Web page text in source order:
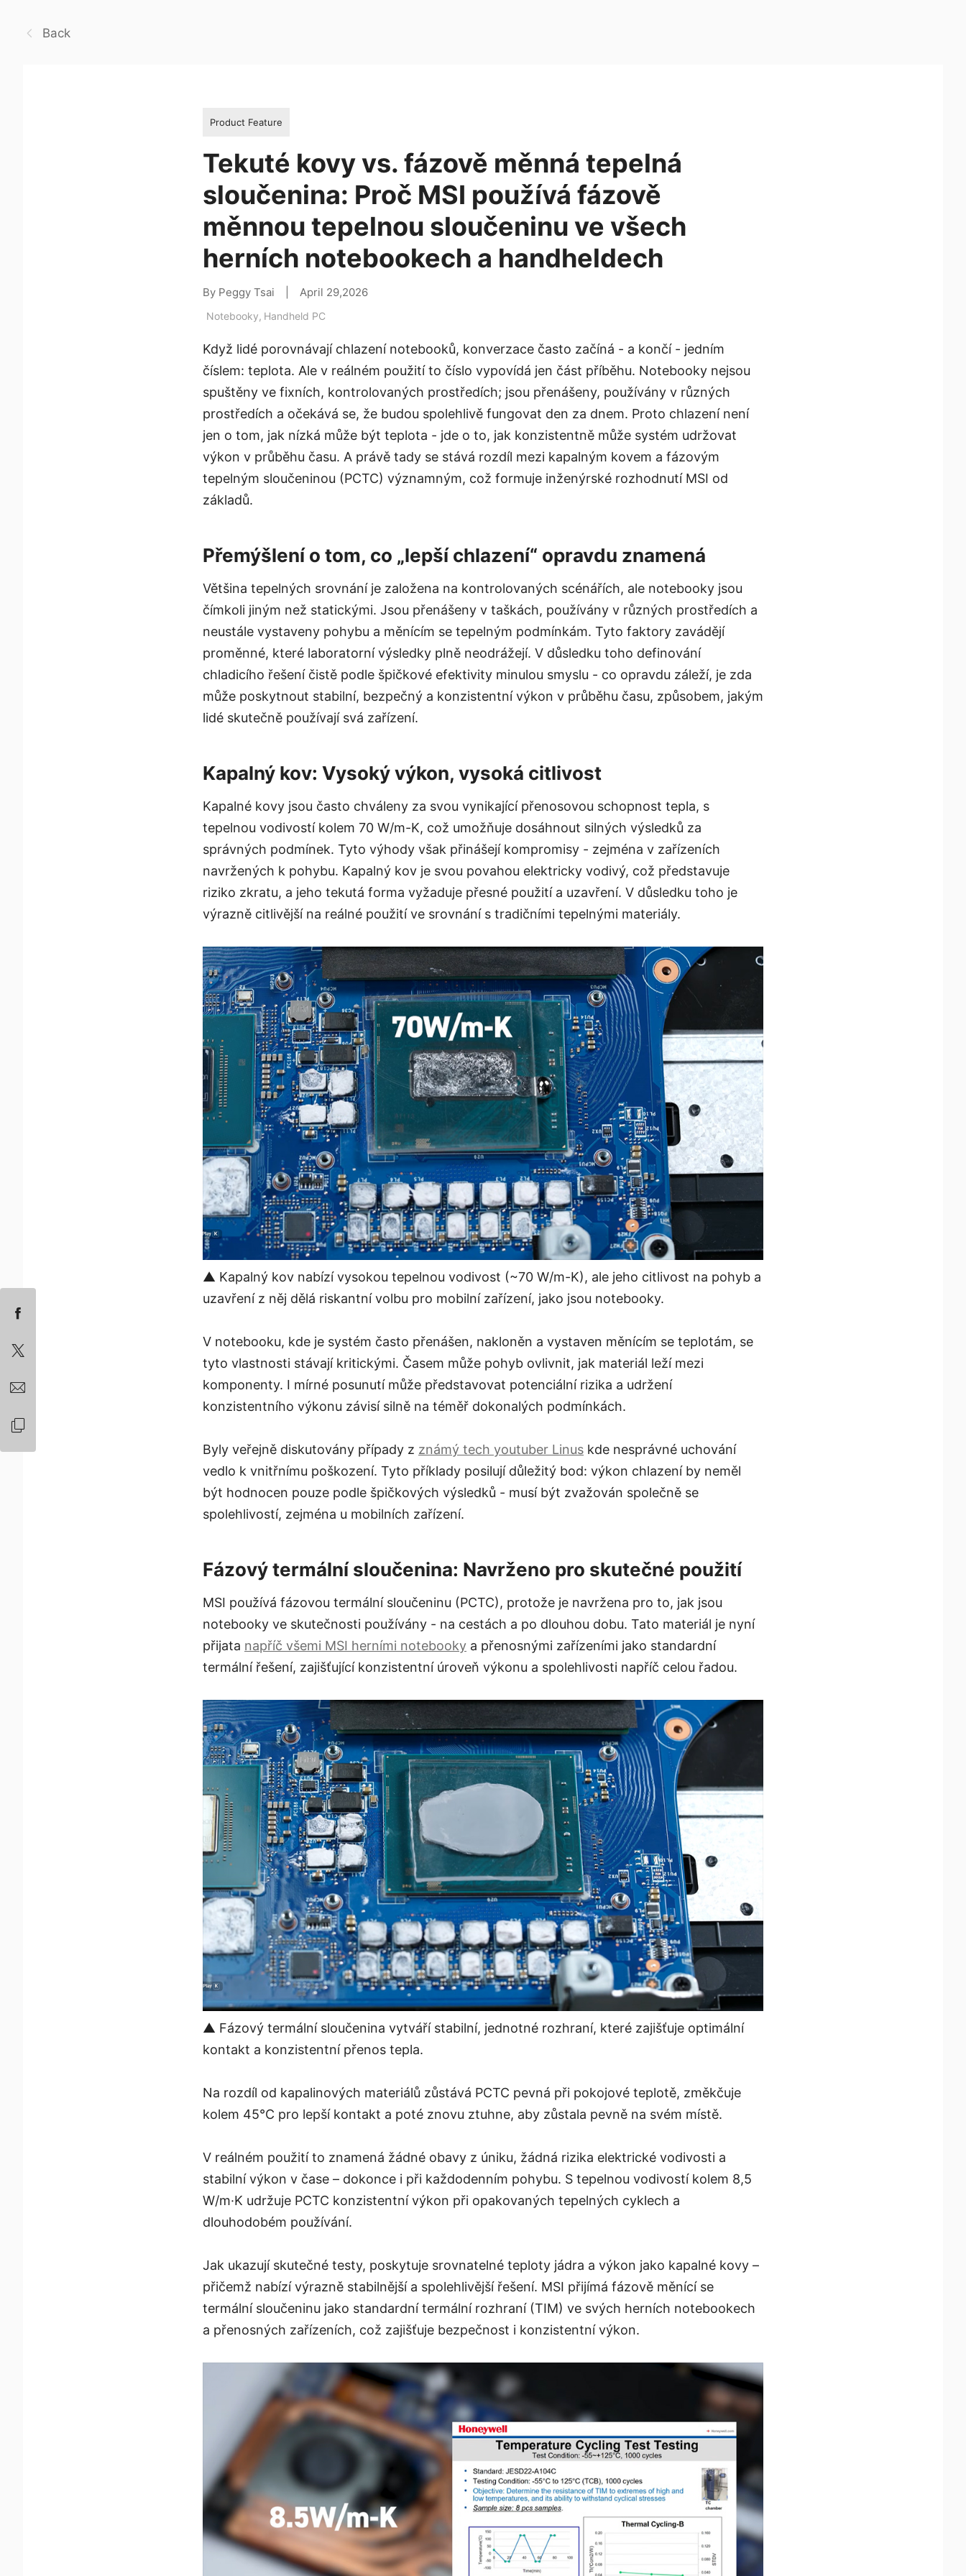
Back
Product Feature
Tekuté kovy vs. fázově měnná tepelná
sloučenina: Proč MSI používá fázově
měnnou tepelnou sloučeninu ve všech
herních notebookech a handheldech
By Peggy Tsai April 29,2026
Notebooky, Handheld PC
Když lidé porovnávají chlazení notebooků, konverzace často začíná - a končí - jedním
číslem: teplota. Ale v reálném použití to číslo vypovídá jen část příběhu. Notebooky nejsou
spuštěny ve fixních, kontrolovaných prostředích; jsou přenášeny, používány v různých
prostředích a očekává se, že budou spolehlivě fungovat den za dnem. Proto chlazení není
jen o tom, jak nízká může být teplota - jde o to, jak konzistentně může systém udržovat
výkon v průběhu času. A právě tady se stává rozdíl mezi kapalným kovem a fázovým
tepelným sloučeninou (PCTC) významným, což formuje inženýrské rozhodnutí MSI od
základů.
Přemýšlení o tom, co „lepší chlazení“ opravdu znamená
Většina tepelných srovnání je založena na kontrolovaných scénářích, ale notebooky jsou
čímkoli jiným než statickými. Jsou přenášeny v taškách, používány v různých prostředích a
neustále vystaveny pohybu a měnícím se tepelným podmínkám. Tyto faktory zavádějí
proměnné, které laboratorní výsledky plně neodrážejí. V důsledku toho definování
chladicího řešení čistě podle špičkové efektivity minulou smyslu - co opravdu záleží, je zda
může poskytnout stabilní, bezpečný a konzistentní výkon v průběhu času, způsobem, jakým
lidé skutečně používají svá zařízení.
Kapalný kov: Vysoký výkon, vysoká citlivost
Kapalné kovy jsou často chváleny za svou vynikající přenosovou schopnost tepla, s
tepelnou vodivostí kolem 70 W/m-K, což umožňuje dosáhnout silných výsledků za
správných podmínek. Tyto výhody však přinášejí kompromisy - zejména v zařízeních
navržených k pohybu. Kapalný kov je svou povahou elektricky vodivý, což představuje
riziko zkratu, a jeho tekutá forma vyžaduje přesné použití a uzavření. V důsledku toho je
výrazně citlivější na reálné použití ve srovnání s tradičními tepelnými materiály.
▲ Kapalný kov nabízí vysokou tepelnou vodivost (~70 W/m-K), ale jeho citlivost na pohyb a
uzavření z něj dělá riskantní volbu pro mobilní zařízení, jako jsou notebooky.
V notebooku, kde je systém často přenášen, nakloněn a vystaven měnícím se teplotám, se
tyto vlastnosti stávají kritickými. Časem může pohyb ovlivnit, jak materiál leží mezi
komponenty. I mírné posunutí může představovat potenciální rizika a udržení
konzistentního výkonu závisí silně na téměř dokonalých podmínkách.
Byly veřejně diskutovány případy z známý tech youtuber Linus kde nesprávné uchování
vedlo k vnitřnímu poškození. Tyto příklady posilují důležitý bod: výkon chlazení by neměl
být hodnocen pouze podle špičkových výsledků - musí být zvažován společně se
spolehlivostí, zejména u mobilních zařízení.
Fázový termální sloučenina: Navrženo pro skutečné použití
MSI používá fázovou termální sloučeninu (PCTC), protože je navržena pro to, jak jsou
notebooky ve skutečnosti používány - na cestách a po dlouhou dobu. Tato materiál je nyní
přijata napříč všemi MSI herními notebooky a přenosnými zařízeními jako standardní
termální řešení, zajišťující konzistentní úroveň výkonu a spolehlivosti napříč celou řadou.
▲ Fázový termální sloučenina vytváří stabilní, jednotné rozhraní, které zajišťuje optimální
kontakt a konzistentní přenos tepla.
Na rozdíl od kapalinových materiálů zůstává PCTC pevná při pokojové teplotě, změkčuje
kolem 45°C pro lepší kontakt a poté znovu ztuhne, aby zůstala pevně na svém místě.
V reálném použití to znamená žádné obavy z úniku, žádná rizika elektrické vodivosti a
stabilní výkon v čase – dokonce i při každodenním pohybu. S tepelnou vodivostí kolem 8,5
W/m·K udržuje PCTC konzistentní výkon při opakovaných tepelných cyklech a
dlouhodobém používání.
Jak ukazují skutečné testy, poskytuje srovnatelné teploty jádra a výkon jako kapalné kovy –
přičemž nabízí výrazně stabilnější a spolehlivější řešení. MSI přijímá fázově měnící se
termální sloučeninu jako standardní termální rozhraní (TIM) ve svých herních notebookech
a přenosných zařízeních, což zajišťuje bezpečnost i konzistentní výkon.